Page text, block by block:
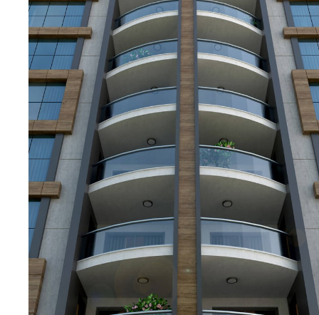
İnşaat Halindeki Eve Kredi Çıkar Mı? 2 Şub 2019